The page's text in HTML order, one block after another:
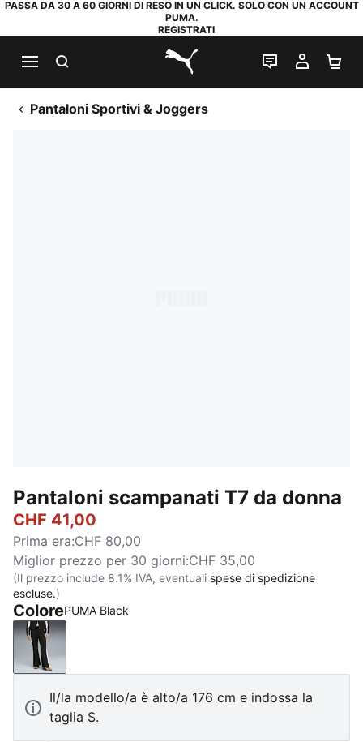
PASSA DA 30 A 60 GIORNI DI RESO IN UN CLICK. SOLO CON UN ACCOUNT
PUMA.
REGISTRATI
PUMA.com
CHAT IL MIO
Pantaloni Sportivi & Joggers
Pantaloni scampanati T7 da donna
CHF 41,00
Prima era:CHF 80,00
Miglior prezzo per 30 giorni:CHF 35,00
(Il prezzo include 8.1% IVA, eventuali spese di spedizione
escluse.)
ColorePUMA Black
PUMA Black
Il/la modello/a è alto/a 176 cm e indossa la
taglia S.